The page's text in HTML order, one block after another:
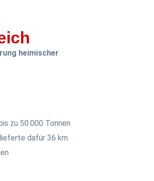
heimischer
zu 50.000 Tonnen
dafür 36 km